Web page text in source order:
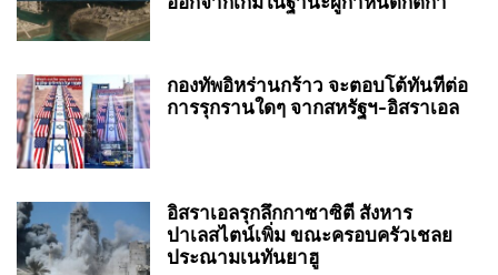
กองทัพอิหร่านกร้าว จะตอบโต้ทันทีต่อ
การรุกรานใดๆ จากสหรัฐฯ-อิสราเอล
อิสราเอลรุกลึกกาซาซิตี สังหาร
ปาเลสไตน์เพิ่ม ขณะครอบครัวเชลย
ประณามเนทันยาฮู